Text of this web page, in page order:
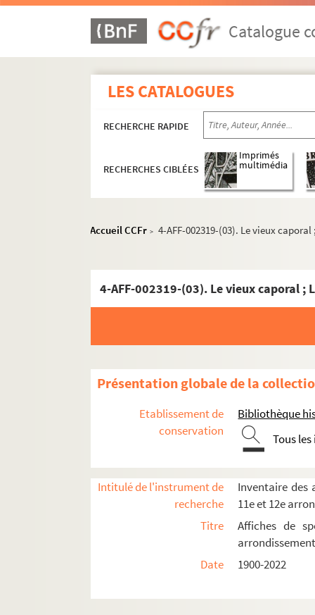
Catalogue
LES CATALOGUES
RECHERCHE RAPIDE
RECHERCHES CIBLÉES
Imprimés
multimédia
Accueil CCFr > 4-AFF-002319-(03). Le vieux
4-AFF-002319-(03). Le vieux caporal ;
Présentation globale de la
Etablissement de
conservation
Bibliothèque
Tous
Intitulé de l'instrument de
recherche
Inventaire des
11e et 12e
Titre
Affiches de
Date
1900-2022
8e arrondissement
L'Alhambra
L'Ambigu-comique
Canal Saint-Martin
Centre culturel du 10e
Concert Mayol
Hôtel de Gouthière
La Mongole fière
New Morning
Palais des glaces
Théâtre de l'Ambigu
Théâtre des Bouffes du nord